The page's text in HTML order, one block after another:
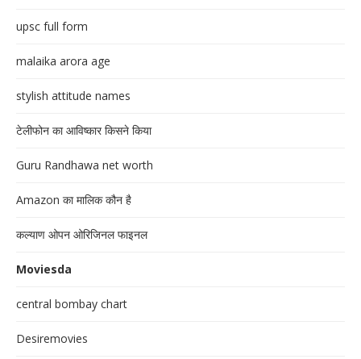
upsc full form
malaika arora age
stylish attitude names
टेलीफोन का आविष्कार किसने किया
Guru Randhawa net worth
Amazon का मालिक कौन है
कल्याण ओपन ओरिजिनल फाइनल
Moviesda
central bombay chart
Desiremovies